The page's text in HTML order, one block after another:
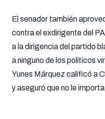
El senador también
contra el exdirigente del
a la dirigencia del partido
a ninguno de los políticos
Yunes Márquez calificó a
y aseguró que no le